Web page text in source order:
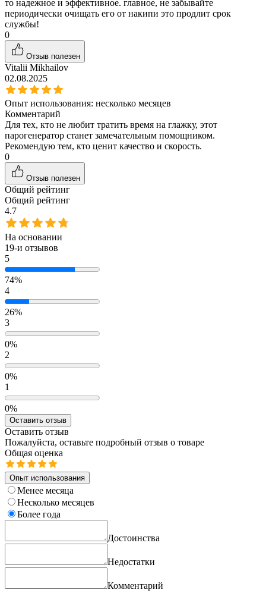
то надежное и эффективное. главное, не забывайте
периодически очищать его от накипи это продлит срок
службы!
0
Отзыв полезен
Vitalii Mikhailov
02.08.2025
Опыт использования: несколько месяцев
Комментарий
Для тех, кто не любит тратить время на глажку, этот
парогенератор станет замечательным помощником.
Рекомендую тем, кто ценит качество и скорость.
0
Отзыв полезен
Общий рейтинг
Общий рейтинг
4.7
На основании
19-и отзывов
5
74%
4
26%
3
0%
2
0%
1
0%
Оставить отзыв
Оставить отзыв
Пожалуйста, оставьте подробный отзыв о товаре
Общая оценка
Опыт использования
Менее месяца
Несколько месяцев
Более года
Достоинства
Недостатки
Комментарий